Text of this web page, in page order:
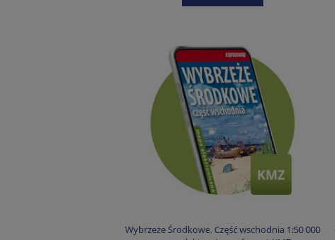
Wybrzeże Środkowe. Część wschodnia 1:50 000